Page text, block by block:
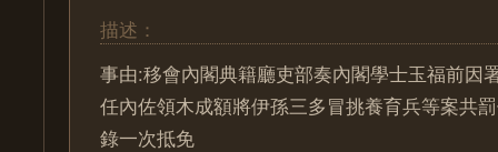
描述：
事由:移會內閣典籍廳吏部奏內閣學士玉福前因
任內佐領木成額將伊孫三多冒挑養育兵等案共
錄一次抵免